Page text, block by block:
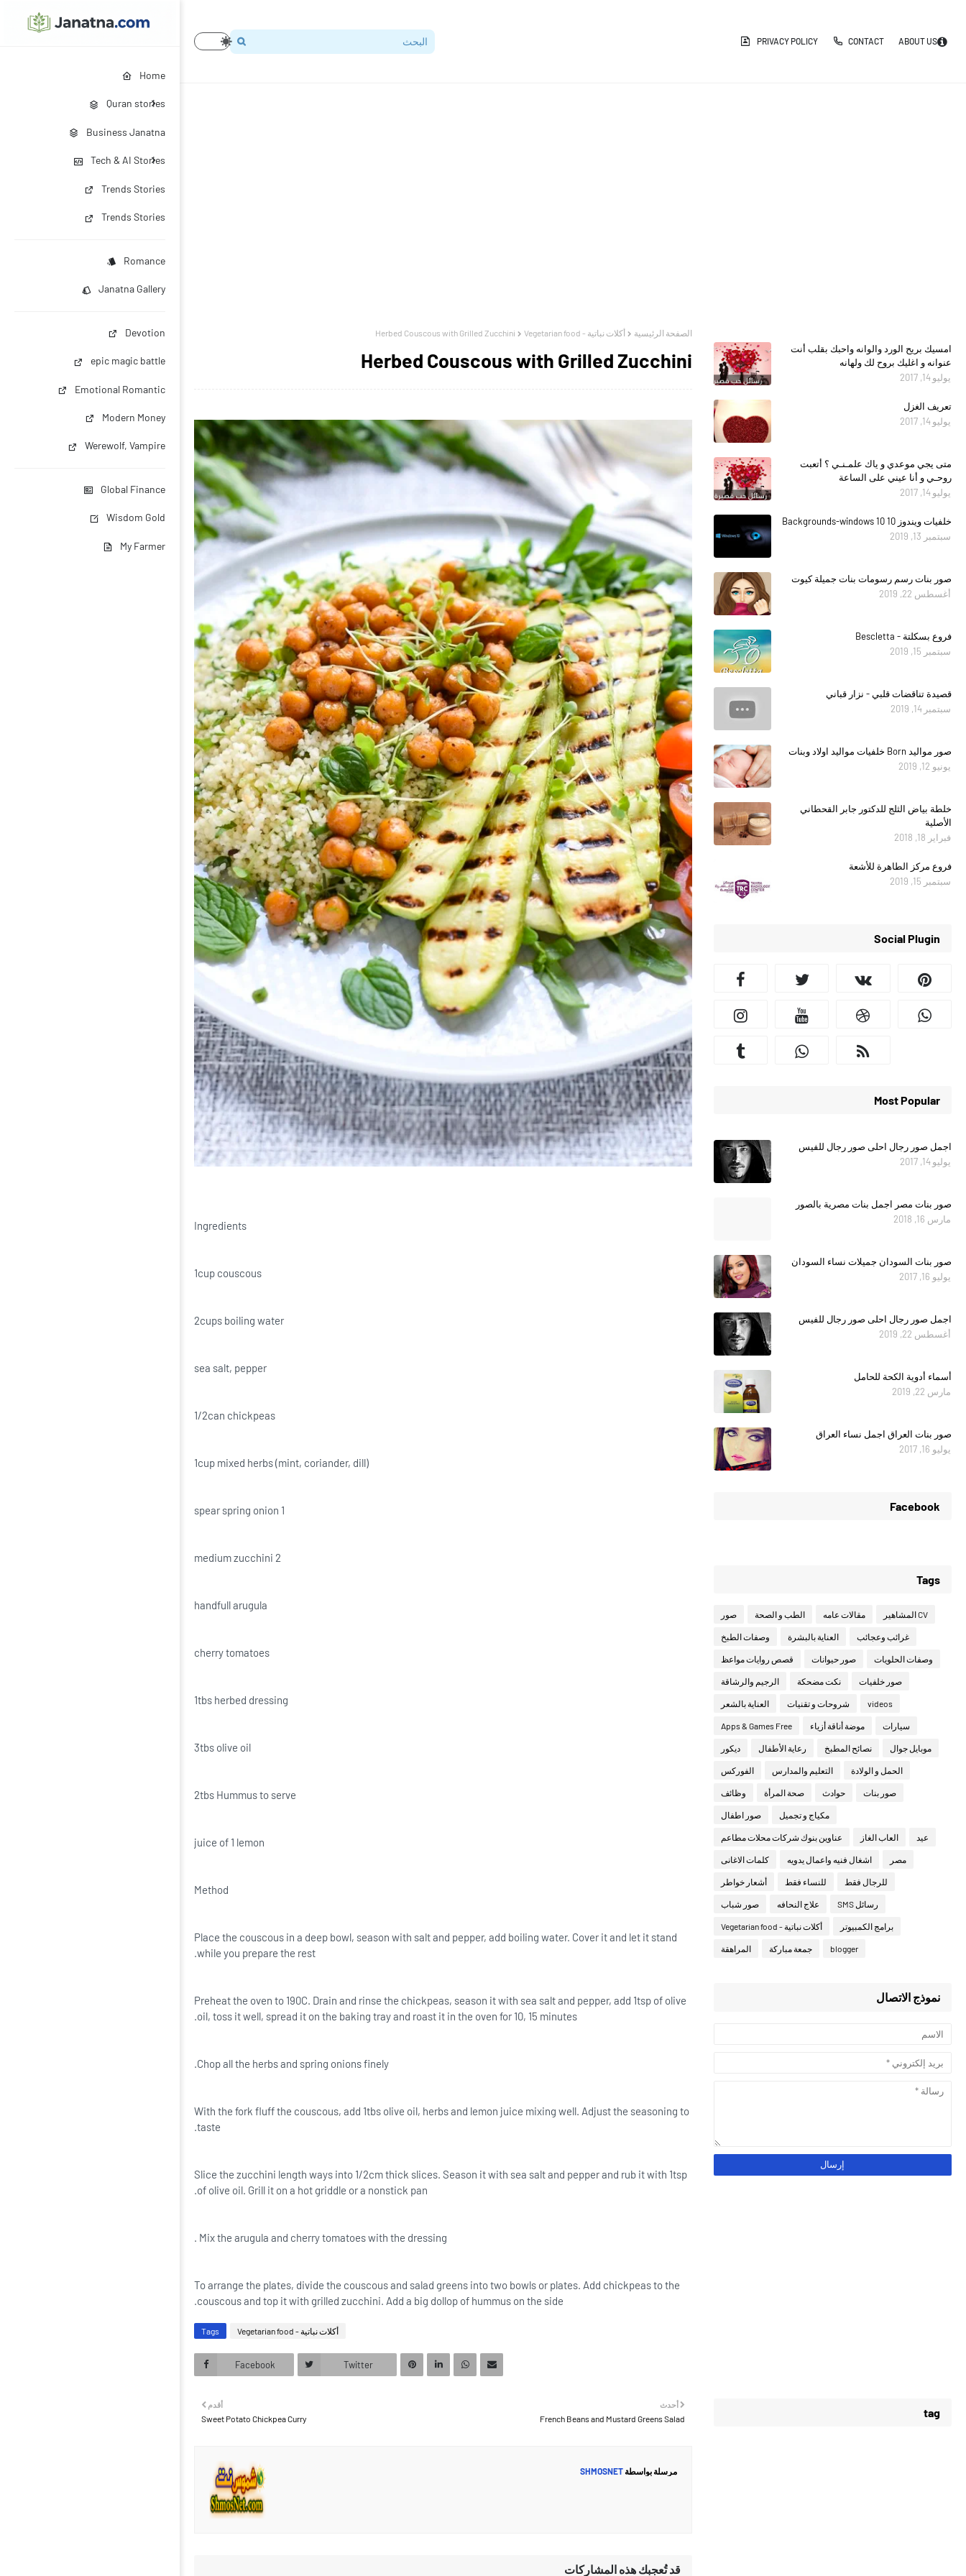
Home
Quran stories
Business Janatna
Tech & AI Stories
Trends Stories
Trends Stories
Romance
Janatna Gallery
Devotion
epic magic battle
Emotional Romantic
Modern Money
Werewolf, Vampire
Global Finance
Wisdom Gold
My Farmer
PRIVACY POLICY CONTACT ABOUT US
الصفحة الرئيسية أكلات نباتية - Vegetarian food Herbed Couscous with Grilled Zucchini
Herbed Couscous with Grilled Zucchini
Ingredients
1cup couscous
2cups boiling water
sea salt, pepper
1/2can chickpeas
1cup mixed herbs (mint, coriander, dill)
1 spear spring onion
2 medium zucchini
handfull arugula
cherry tomatoes
1tbs herbed dressing
3tbs olive oil
2tbs Hummus to serve
juice of 1 lemon
Method
Place the couscous in a deep bowl, season with salt and pepper, add boiling water. Cover it and let it stand
while you prepare the rest.
Preheat the oven to 190C. Drain and rinse the chickpeas, season it with sea salt and pepper, add 1tsp of olive
oil, toss it well, spread it on the baking tray and roast it in the oven for 10, 15 minutes.
Chop all the herbs and spring onions finely.
With the fork fluff the couscous, add 1tbs olive oil, herbs and lemon juice mixing well. Adjust the seasoning to
taste.
Slice the zucchini length ways into 1/2cm thick slices. Season it with sea salt and pepper and rub it with 1tsp
of olive oil. Grill it on a hot griddle or a nonstick pan.
Mix the arugula and cherry tomatoes with the dressing .
To arrange the plates, divide the couscous and salad greens into two bowls or plates. Add chickpeas to the
couscous and top it with grilled zucchini. Add a big dollop of hummus on the side.
Tags أكلات نباتية - Vegetarian food
Facebook Twitter
أحدث
French Beans and Mustard Greens Salad
أقدم
Sweet Potato Chickpea Curry
مرسلة بواسطة SHMOSNET
قد تُعجبك هذه المشاركات
امسيك بريح الورد والوانه واحبك بقلب أنت
عنوانه و اغليك بروح لك ولهانه
يوليو 14, 2017
تعريف الغزل
يوليو 14, 2017
متى يجي موعدي و ياك علمـنـي ؟ أتعبت
روحـي و أنا عيني على الساعة
يوليو 14, 2017
خلفيات ويندوز 10 Backgrounds-windows 10
سبتمبر 13, 2019
صور بنات رسم رسومات بنات جميلة كيوت
أغسطس 22, 2019
فروع بسكلتة - Bescletta
سبتمبر 15, 2019
قصيدة تناقضات قلبي - نزار قباني
سبتمبر 14, 2019
صور مواليد Born خلفيات مواليد اولاد وبنات
يونيو 12, 2019
خلطة بياض الثلج للدكتور جابر القحطاني
الأصلية
فبراير 18, 2018
فروع مركز الطاهرة للأشعة
سبتمبر 15, 2019
Social Plugin
Most Popular
اجمل صور رجال احلى صور رجال للفيس
يوليو 14, 2017
صور بنات مصر اجمل بنات مصرية بالصور
مارس 16, 2018
صور بنات السودان جميلات نساء السودان
يوليو 16, 2017
اجمل صور رجال احلى صور رجال للفيس
أغسطس 22, 2019
أسماء أدوية الكحة للحامل
مارس 22, 2019
صور بنات العراق اجمل نساء العراق
يوليو 16, 2017
Facebook
Tags
صور الطب و الصحة مقالات عامه CV المشاهير
وصفات الطبخ العناية بالبشرة غرائب وعجائب
قصص روايات مواعظ صور حيوانات وصفات الحلويات
الرجيم والرشاقة نكت مضحكة صور خلفيات
العناية بالشعر شروحات و تقنيات videos
Apps & Games Free موضة أناقة أزياء سيارات
ديكور رعاية الأطفال نصائح المطبخ موبايل جوال
الفوركس التعليم والمدارس الحمل و الولادة
وظائف صحة المرأة حوادث صور بنات
صور اطفال مكياج و تجميل
عناوين بنوك شركات محلات مطاعم العاب الغاز عيد
كلمات الاغانى اشغال فنيه واعمال يدويه مصر
أشعار خواطر للنساء فقط للرجال فقط
صور شباب علاج النحافه رسائل SMS
أكلات نباتية - Vegetarian food برامج الكمبيوتر
المراهقة جمعة مباركة blogger
نموذج الاتصال
tag